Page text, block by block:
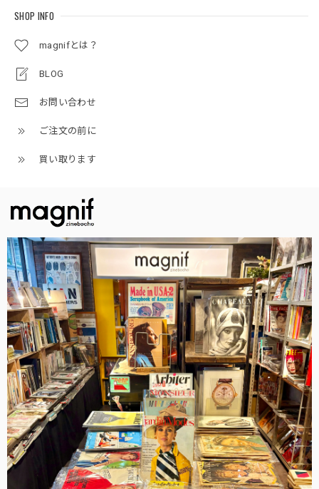
SHOP INFO
magnifとは？
BLOG
お問い合わせ
ご注文の前に
買い取ります